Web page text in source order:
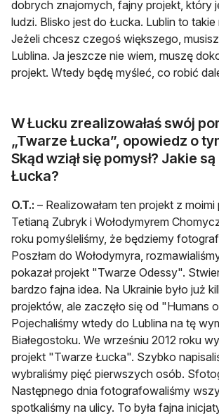
dobrych znajomych, fajny projekt, który
ludzi. Blisko jest do Łucka. Lublin to
Jeżeli chcesz czegoś większego,
Lublina. Ja jeszcze nie wiem, muszę
projekt. Wtedy będę myśleć, co robić
W Łucku zrealizowałaś swój
„Twarze Łucka”, opowiedz o
Skąd wziął się pomysł? Jakie
Łucka?
O.T.: – Realizowałam ten projekt z moimi
Tetianą Zubryk i Wołodymyrem
roku pomyśleliśmy, że będziemy
Poszłam do Wołodymyra,
pokazał projekt "Twarze Odessy".
bardzo fajna idea. Na Ukrainie było już
projektów, ale zaczęło się od "Humans
Pojechaliśmy wtedy do Lublina na tę
Białegostoku. We wrześniu 2012 roku
projekt "Twarze Łucka". Szybko
wybraliśmy pięć pierwszych osób.
Następnego dnia fotografowaliśmy
spotkaliśmy na ulicy. To była fajna